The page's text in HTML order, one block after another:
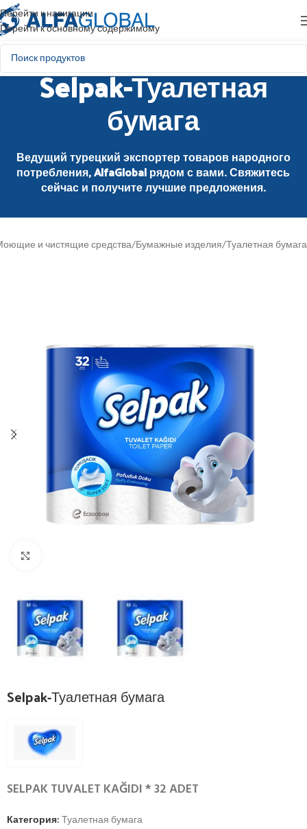
Перейти к навигации
Перейти к основному содержимому
Selpak-Туалетная
бумага
Ведущий турецкий экспортер товаров народного
потребления, AlfaGlobal рядом с вами. Свяжитесь
сейчас и получите лучшие предложения.
и чистящие средства/Бумажные изделия/Туалетная бумага
Selpak-Туалетная бумага
SELPAK TUVALET KAĞIDI * 32 ADET
Категория:Туалетная бумага